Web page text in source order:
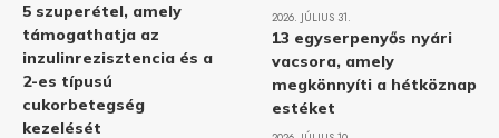
5 szuperétel, amely
támogathatja az
inzulinrezisztencia és a
2-es típusú
cukorbetegség
kezelését
2026. JÚLIUS 31.
13 egyserpenyős nyári
vacsora, amely
megkönnyíti a hétköznap
estéket